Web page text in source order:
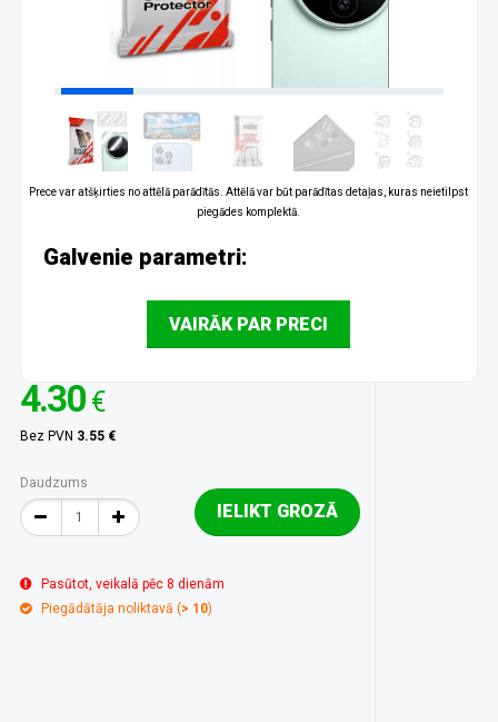
Prece var atšķirties no attēlā parādītās. Attēlā var būt parādītas detaļas, kuras neietilpst
piegādes komplektā.
Galvenie parametri:
VAIRĀK PAR PRECI
4.30 €
Bez PVN 3.55 €
Daudzums
IELIKT GROZĀ
Pasūtot, veikalā pēc 8 dienām
Piegādātāja noliktavā (> 10)